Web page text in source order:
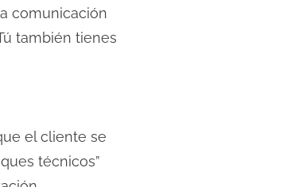
comunicación
también tienes
el cliente se
técnicos”